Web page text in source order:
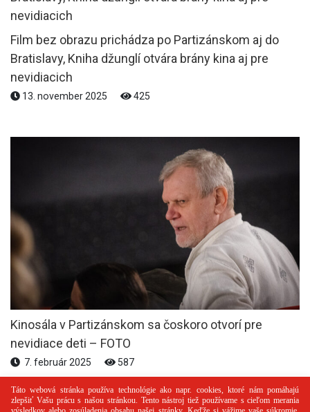
Film bez obrazu prichádza po Partizánskom aj do
Bratislavy, Kniha džunglí otvára brány kina aj pre
nevidiacich
13. november 2025 425
Kinosála v Partizánskom sa čoskoro otvorí pre
nevidiace deti – FOTO
7. február 2025 587